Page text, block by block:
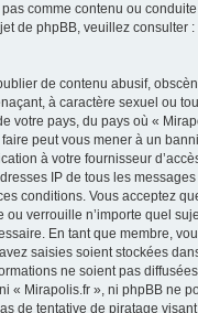
comme contenu ou
de phpBB, veuillez consulter :
de contenu abusif,
à caractère sexuel ou
votre pays, du pays où «
peut vous mener à un
à votre fournisseur
IP de tous les
conditions. Vous acceptez
ou verrouille n’importe quel
En tant que membre,
saisies soient stockées
ne soient pas
« Mirapolis.fr », ni phpBB ne
de tentative de piratage